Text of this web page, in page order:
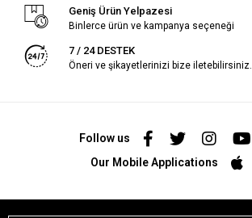
Geniş Ürün Yelpazesi
Binlerce ürün ve kampanya seçeneği
7 / 24 DESTEK
Öneri ve şikayetlerinizi bize iletebilirsiniz.
Follow us
Our Mobile Applications